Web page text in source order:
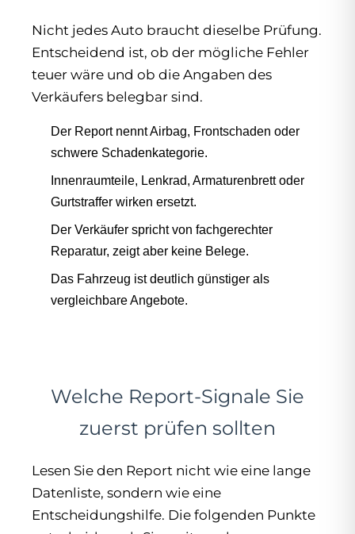
Nicht jedes Auto braucht dieselbe Prüfung.
Entscheidend ist, ob der mögliche Fehler
teuer wäre und ob die Angaben des
Verkäufers belegbar sind.
Der Report nennt Airbag, Frontschaden oder
schwere Schadenkategorie.
Innenraumteile, Lenkrad, Armaturenbrett oder
Gurtstraffer wirken ersetzt.
Der Verkäufer spricht von fachgerechter
Reparatur, zeigt aber keine Belege.
Das Fahrzeug ist deutlich günstiger als
vergleichbare Angebote.
Welche Report-Signale Sie
zuerst prüfen sollten
Lesen Sie den Report nicht wie eine lange
Datenliste, sondern wie eine
Entscheidungshilfe. Die folgenden Punkte